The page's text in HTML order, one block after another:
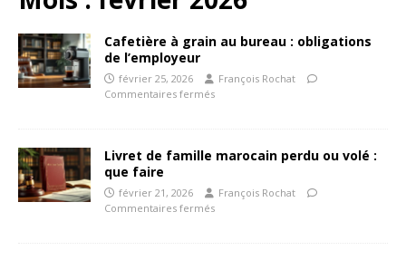
Cafetière à grain au bureau : obligations
de l’employeur
février 25, 2026
François Rochat
Commentaires fermés
Livret de famille marocain perdu ou volé :
que faire
février 21, 2026
François Rochat
Commentaires fermés